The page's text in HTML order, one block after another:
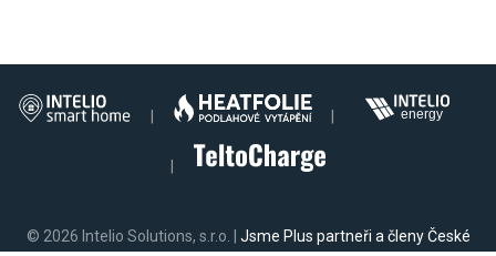
© 2026 Intelio Solutions, s.r.o. | Jsme Plus partneři a členy České